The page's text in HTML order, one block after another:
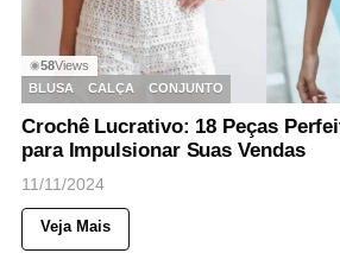
◉58Views
BLUSA
CALÇA CONJUNTO
Crochê Lucrativo: 18 Peças
para Impulsionar Suas Vendas
11/11/2024
Veja Mais